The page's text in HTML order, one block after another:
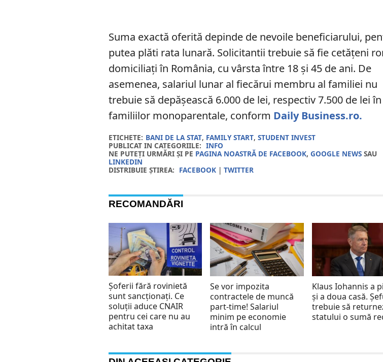
Suma exactă oferită depinde de nevoile beneficiarului,
putea plăti rata lunară. Solicitantii trebuie să fie cetățeni
domiciliați în România, cu vârsta între 18 și 45 de ani. De
asemenea, salariul lunar al fiecărui membru al familiei nu
trebuie să depășească 6.000 de lei, respectiv 7.500 de lei
familiilor monoparentale, conform Daily Business.ro.
ETICHETE: BANI DE LA STAT, FAMILY START,STUDENT INVEST
PUBLICAT IN CATEGORIILE: INFO
NE PUTEȚI URMĂRI ȘI PE PAGINA NOASTRĂ DE FACEBOOK,GOOGLE NEWS SAU
LINKEDIN
DISTRIBUIE ȘTIREA: FACEBOOK |TWITTER
RECOMANDĂRI
Șoferii fără rovinietă
sunt sancționați. Ce
soluții aduce CNAIR
pentru cei care nu au
achitat taxa
Se vor impozita
contractele de muncă
part-time! Salariul
minim pe economie
intră în calcul
Klaus Iohannis a
și a doua casă.
trebuie să
statului o sumă